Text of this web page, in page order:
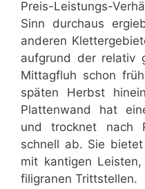
Preis-Leistungs-
Sinn durchaus
anderen
aufgrund der relativ
Mittagfluh schon
späten Herbst
Plattenwand hat
und trocknet nach
schnell ab. Sie
mit kantigen
filigranen Trittstellen.